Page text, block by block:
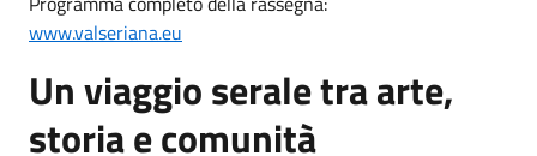
www.valseriana.eu
Un viaggio serale tra arte,
storia e comunità